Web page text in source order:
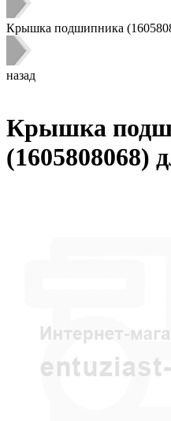
Крышка подшипника
назад
Крышка
(1605808068)